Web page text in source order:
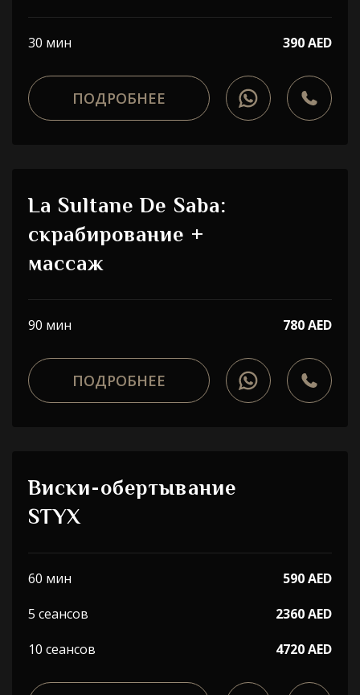
30 мин 390 AED
ПОДРОБНЕЕ
La Sultane De Saba:
скрабирование +
массаж
90 мин 780 AED
ПОДРОБНЕЕ
Виски-обертывание
STYX
60 мин
590 AED
5 сеансов
2360 AED
10 сеансов
4720 AED